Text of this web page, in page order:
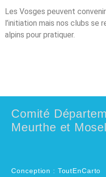
Les Vosges peuvent
l’initiation mais nos clubs
alpins pour pratiquer.
Comité
Meurthe et
Conception : ToutEnCarto